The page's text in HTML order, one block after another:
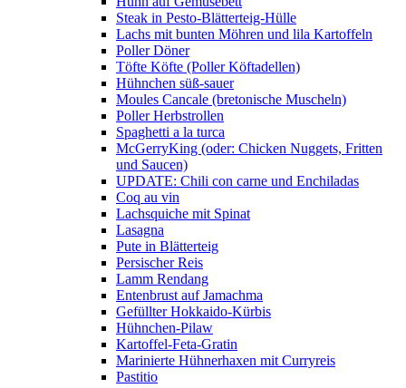
Steak in Pesto-Blätterteig-Hülle
Lachs mit bunten Möhren und lila Kartoffeln
Poller Döner
Töfte Köfte (Poller Köftadellen)
Hühnchen süß-sauer
Moules Cancale (bretonische Muscheln)
Poller Herbstrollen
Spaghetti a la turca
McGerryKing (oder: Chicken Nuggets, Fritten
und Saucen)
UPDATE: Chili con carne und Enchiladas
Coq au vin
Lachsquiche mit Spinat
Lasagna
Pute in Blätterteig
Persischer Reis
Lamm Rendang
Entenbrust auf Jamachma
Gefüllter Hokkaido-Kürbis
Hühnchen-Pilaw
Kartoffel-Feta-Gratin
Marinierte Hühnerhaxen mit Curryreis
Pastitio